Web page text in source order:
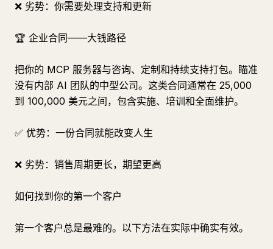
❌ 劣势：你需要处理支持和更新
🏆 企业合同——大钱路径
把你的 MCP 服务器与咨询、定制和持续支持打包。瞄准
没有内部 AI 团队的中型公司。这类合同通常在 25,000
到 100,000 美元之间，包含实施、培训和全面维护。
✅ 优势：一份合同就能改变人生
❌ 劣势：销售周期更长，期望更高
如何找到你的第一个客户
第一个客户总是最难的。以下方法在实际中确实有效。